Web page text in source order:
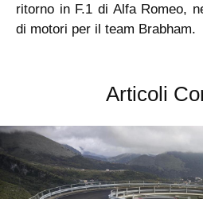
ritorno in F.1 di Alfa Romeo,
di motori per il team Brabham.
Articoli